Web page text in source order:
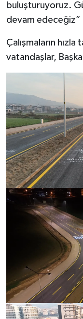
buluşturuyoruz.
devam edeceğiz”
Çalışmaların hızla
vatandaşlar,